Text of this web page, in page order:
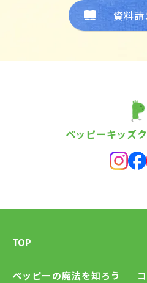
資料
ペッピーキッズ
TOP
ペッピーの魔法を知ろう